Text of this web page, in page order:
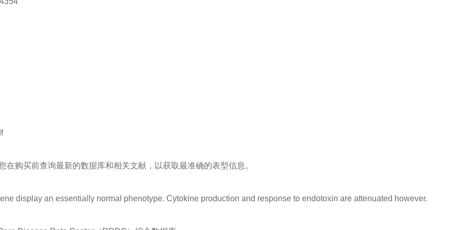
购买前查询最新的数据库和相关文献，以获取最准确的表型信息。
display an essentially normal phenotype. Cytokine production and response to endotoxin are attenuated however.